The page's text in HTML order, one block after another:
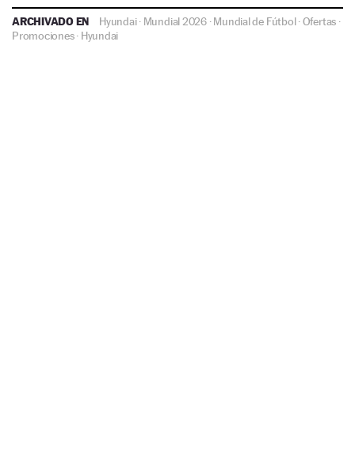
ARCHIVADO EN Hyundai· Mundial 2026·Mundial de Fútbol·Ofertas ·
Promociones· Hyundai